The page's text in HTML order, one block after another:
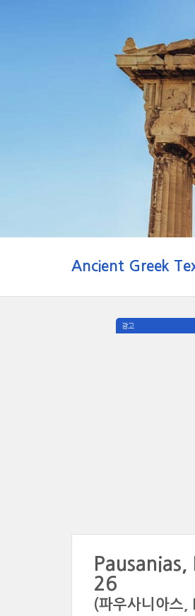
Ancient Greek
광고
26
(파우사니아스